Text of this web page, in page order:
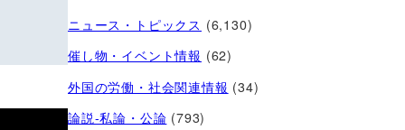
ニュース・トピックス (6,130)
催し物・イベント情報 (62)
外国の労働・社会関連情報 (34)
論説-私論・公論 (793)